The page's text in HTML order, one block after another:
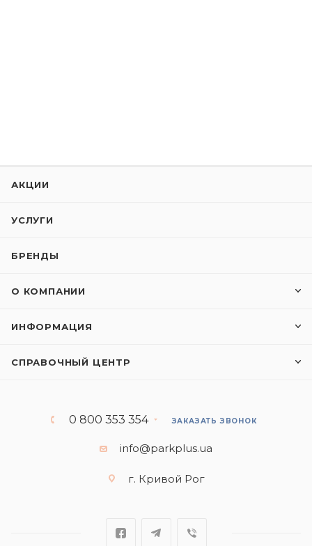
АКЦИИ
УСЛУГИ
БРЕНДЫ
О КОМПАНИИ
ИНФОРМАЦИЯ
СПРАВОЧНЫЙ ЦЕНТР
0 800 353 354 ЗАКАЗАТЬ ЗВОНОК
info@parkplus.ua
г. Кривой Рог